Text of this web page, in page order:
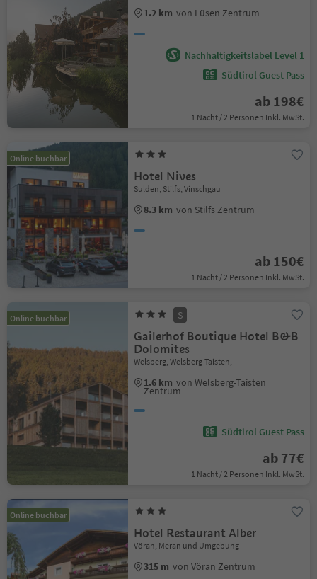
1.2 km von Lüsen Zentrum
Nachhaltigkeitslabel Level 1
Südtirol Guest Pass
ab 198€
1 Nacht / 2 Personen Inkl. MwSt.
Online buchbar
Hotel Nives
Sulden, Stilfs, Vinschgau
8.3 km von Stilfs Zentrum
ab 150€
1 Nacht / 2 Personen Inkl. MwSt.
Online buchbar S
Gailerhof Boutique Hotel B&B
Dolomites
Welsberg, Welsberg-Taisten,
1.6 km von Welsberg-Taisten
Zentrum
Südtirol Guest Pass
ab 77€
1 Nacht / 2 Personen Inkl. MwSt.
Online buchbar
Hotel Restaurant Alber
Vöran, Meran und Umgebung
315 m von Vöran Zentrum